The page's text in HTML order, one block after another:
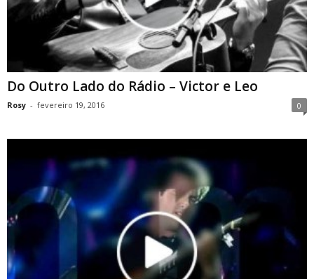
Do Outro Lado do Rádio – Victor e Leo
Rosy - fevereiro 19, 2016 0